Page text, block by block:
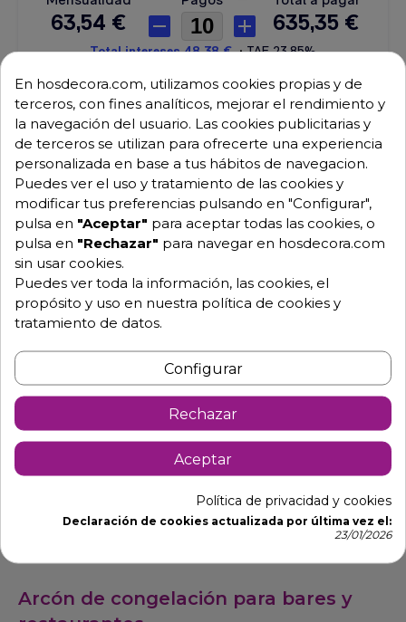
Envío GRATUITO a partir de 500 € (IVA excl.)
Equipo de expertos a tu servicio.
Garantía mínima de 1 año.
Pago 100% seguro.
Consulta tus dudas con nosotros.
976 25 59 91
info@hosdecora.com
Hablemos
Pide tu presupuesto
Arcón de congelación para bares y
En hosdecora.com, utilizamos cookies propias y de
terceros, con fines analíticos, mejorar el rendimiento y
la navegación del usuario. Las cookies publicitarias y
de terceros se utilizan para ofrecerte una experiencia
personalizada en base a tus hábitos de navegacion.
Puedes ver el uso y tratamiento de las cookies y
modificar tus preferencias pulsando en "Configurar",
pulsa en "Aceptar" para aceptar todas las cookies, o
pulsa en "Rechazar" para navegar en hosdecora.com
sin usar cookies.
Puedes ver toda la información, las cookies, el
propósito y uso en nuestra política de cookies y
tratamiento de datos.
Configurar
Rechazar
Aceptar
Política de privacidad y cookies
Declaración de cookies actualizada por última vez el:
23/01/2026